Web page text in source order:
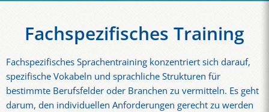
Fachspezifisches Training
Fachspezifisches Sprachentraining konzentriert sich darauf,
spezifische Vokabeln und sprachliche Strukturen für
bestimmte Berufsfelder oder Branchen zu vermitteln. Es geht
darum, den individuellen Anforderungen gerecht zu werden